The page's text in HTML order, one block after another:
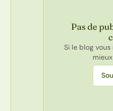
Pas de
Si le blog